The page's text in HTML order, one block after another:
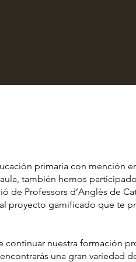
primaria con mención
también hemos
de Professors d’Anglès de
proyecto gamificado que te
nuestra formación
una gran variedad